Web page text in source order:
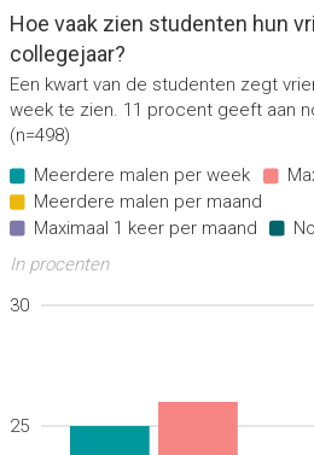
Hoe vaak zien studenten hun
collegejaar?
Een kwart van de studenten zegt
week te zien. 11 procent geeft aan
(n=498)
In procenten
Meerdere malen per week
Meerdere malen per maand
Maximaal 1 keer per maand
25
30